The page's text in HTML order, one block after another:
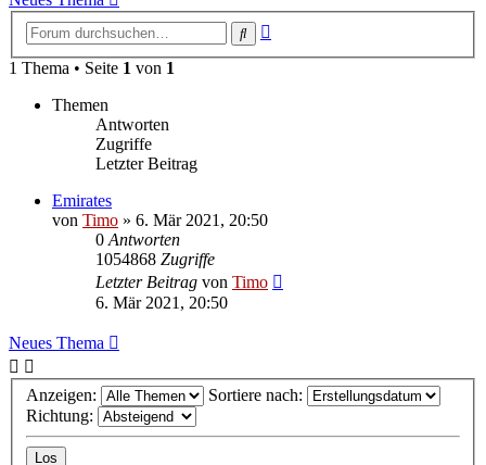
Suche
1 Thema • Seite 1 von 1
Themen
Antworten
Zugriffe
Letzter Beitrag
Emirates
von Timo » 6. Mär 2021, 20:50
0 Antworten
1054868 Zugriffe
Letzter Beitrag von Timo
6. Mär 2021, 20:50
Neues Thema
Anzeigen:
Sortiere nach:
Richtung: